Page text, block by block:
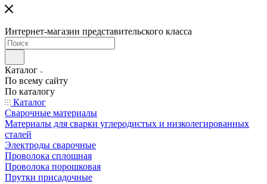
Интернет-магазин представительского класса
Каталог
По всему сайту
По каталогу
Каталог
Сварочные материалы
Материалы для сварки углеродистых и низколегированных
сталей
Электроды сварочные
Проволока сплошная
Проволока порошковая
Прутки присадочные